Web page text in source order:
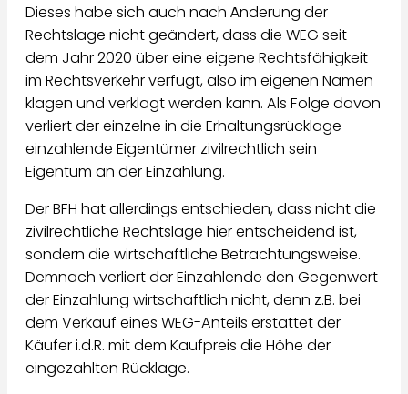
Dieses habe sich auch nach Änderung der
Rechtslage nicht geändert, dass die WEG seit
dem Jahr 2020 über eine eigene Rechtsfähigkeit
im Rechtsverkehr verfügt, also im eigenen Namen
klagen und verklagt werden kann. Als Folge davon
verliert der einzelne in die Erhaltungsrücklage
einzahlende Eigentümer zivilrechtlich sein
Eigentum an der Einzahlung.
Der BFH hat allerdings entschieden, dass nicht die
zivilrechtliche Rechtslage hier entscheidend ist,
sondern die wirtschaftliche Betrachtungsweise.
Demnach verliert der Einzahlende den Gegenwert
der Einzahlung wirtschaftlich nicht, denn z.B. bei
dem Verkauf eines WEG-Anteils erstattet der
Käufer i.d.R. mit dem Kaufpreis die Höhe der
eingezahlten Rücklage.